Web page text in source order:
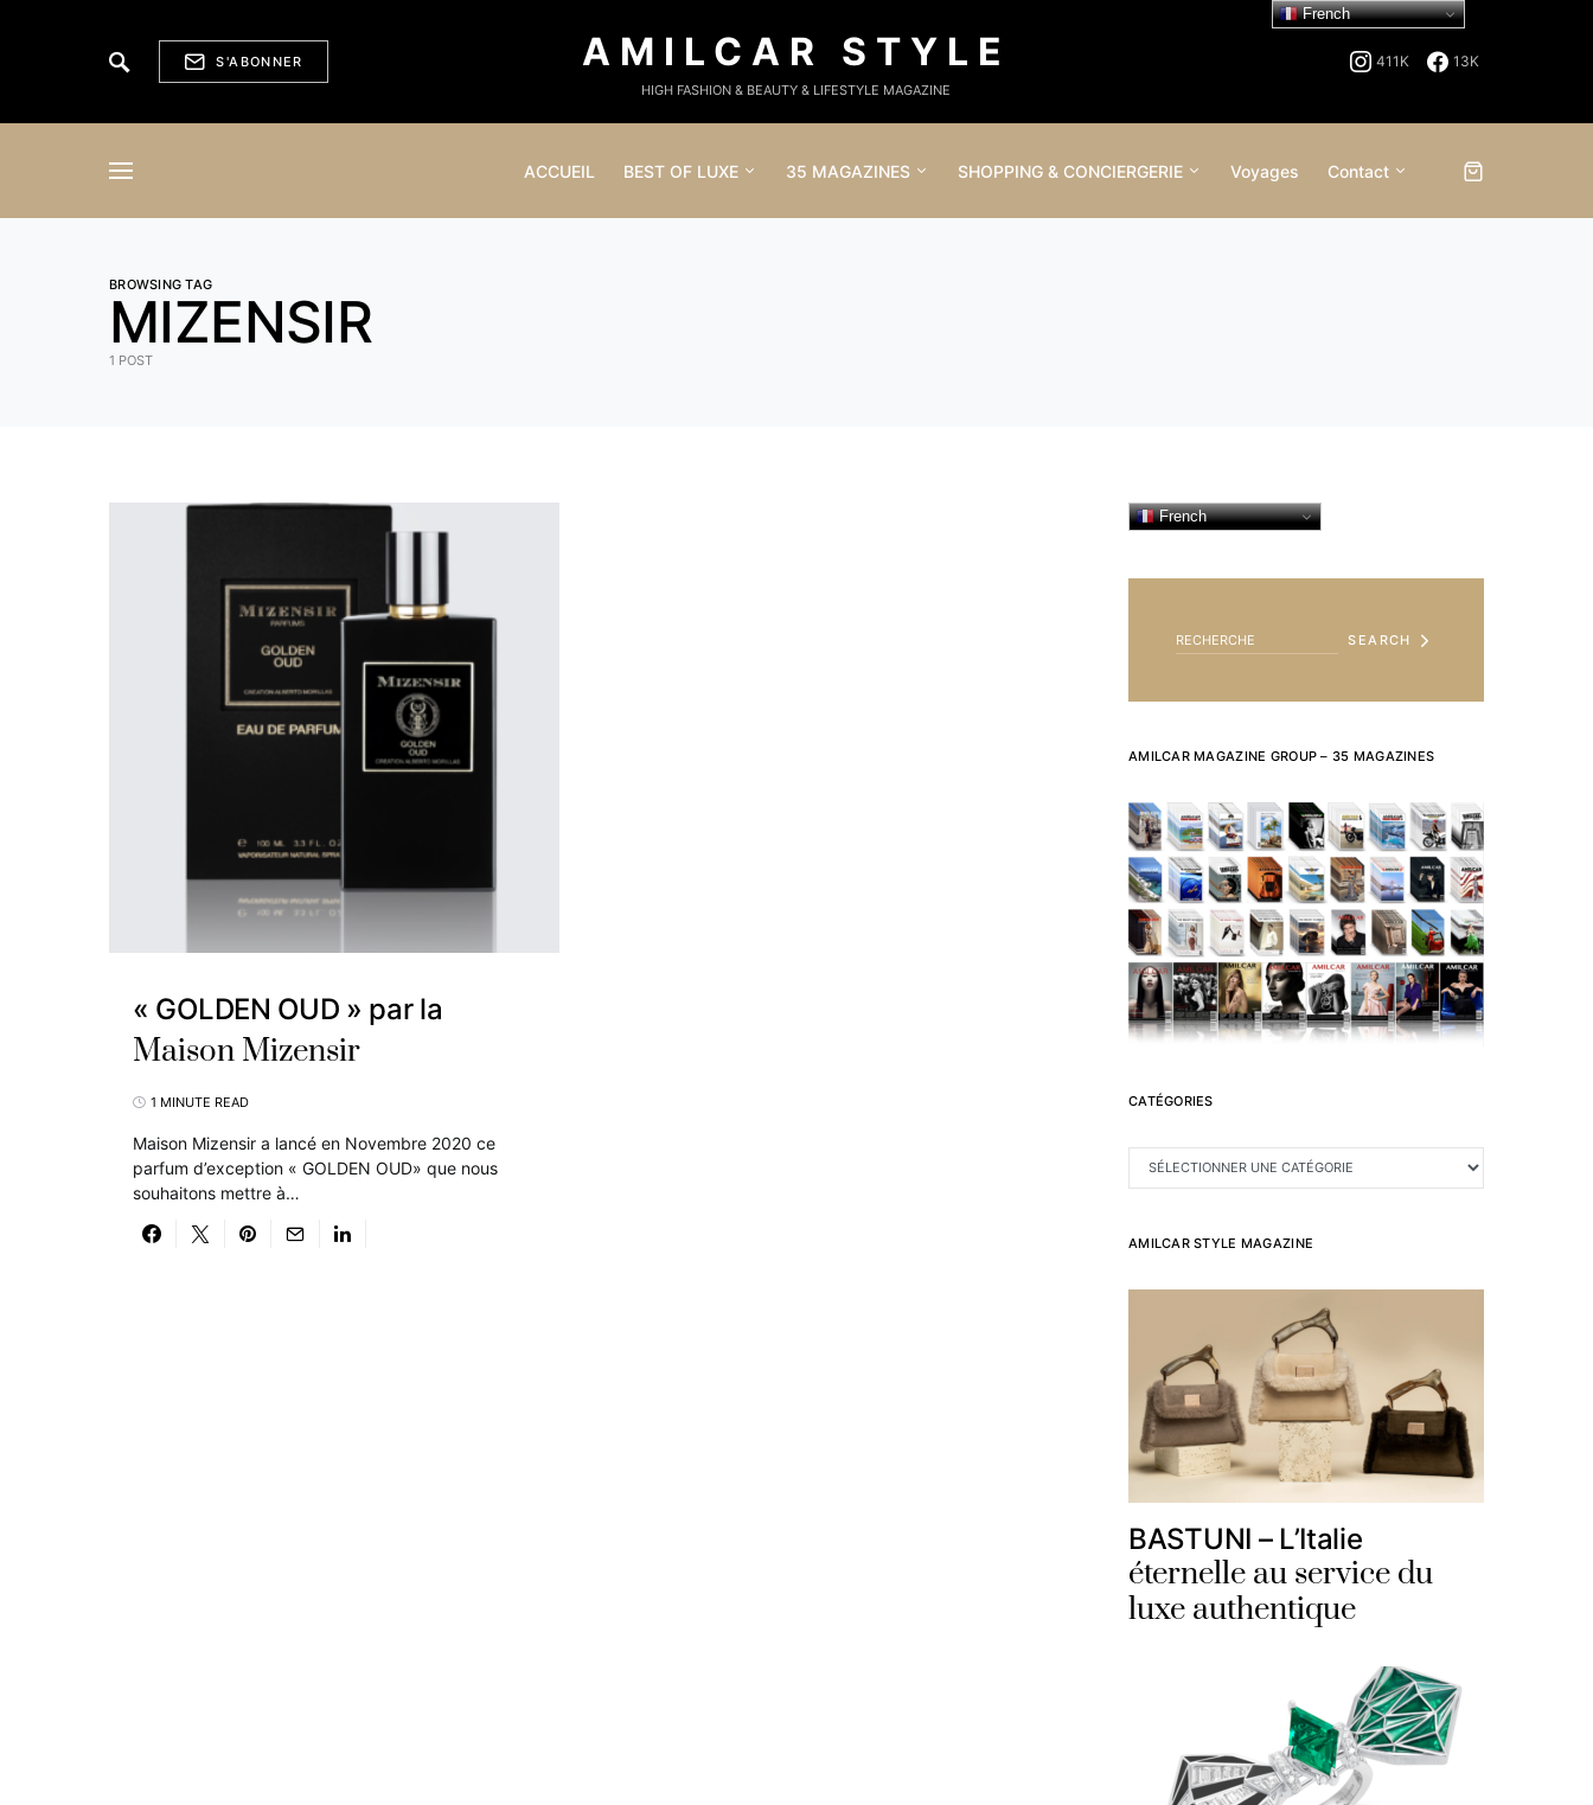
S'ABONNER AMILCAR STYLE
HIGH FASHION & BEAUTY & LIFESTYLE MAGAZINE
411K 13K
ACCUEIL BEST OF LUXE 35 MAGAZINES SHOPPING & CONCIERGERIE Voyages Contact
BROWSING TAG
MIZENSIR
1 POST
« GOLDEN OUD » par la
Maison Mizensir
1 MINUTE READ
Maison Mizensir a lancé en Novembre 2020 ce
parfum d’exception « GOLDEN OUD» que nous
souhaitons mettre à…
French
SEARCH
AMILCAR MAGAZINE GROUP – 35 MAGAZINES
CATÉGORIES
CATÉGORIES
AMILCAR STYLE MAGAZINE
BASTUNI – L’Italie
éternelle au service du
luxe authentique
French